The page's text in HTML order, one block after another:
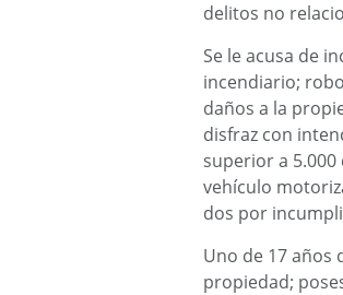
delitos no
Se le acusa de
incendiario;
daños a la
disfraz con
superior a
vehículo
dos por
Uno de 17 años
propiedad;